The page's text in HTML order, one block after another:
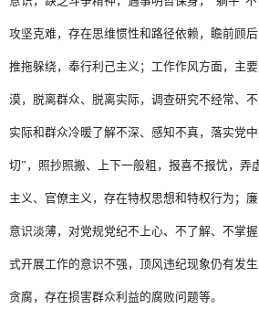
攻坚克难，存在思维惯性和路径依赖，瞻前顾后
推拖躲绕，奉行利己主义；工作作风方面，主
漠，脱离群众、脱离实际，调查研究不经常、
实际和群众冷暖了解不深、感知不真，落实党
切”，照抄照搬、上下一般粗，报喜不报忧，弄
主义、官僚主义，存在特权思想和特权行为；
意识淡薄，对党规党纪不上心、不了解、不掌
式开展工作的意识不强，顶风违纪现象仍有发
贪腐，存在损害群众利益的腐败问题等。